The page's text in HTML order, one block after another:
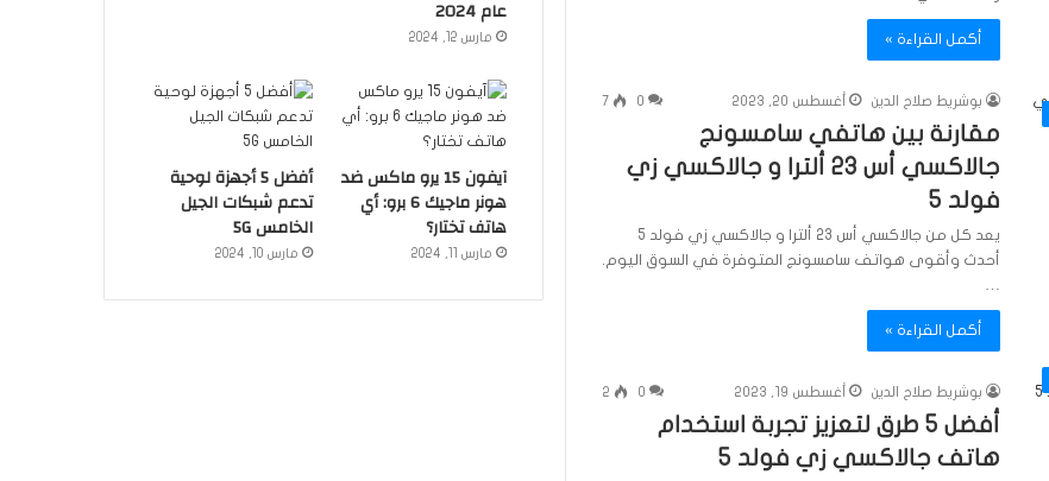
أكمل القراءة »
بوشريط صلاح الدين أغسطس 20, 2023 0
7
مقارنة بين هاتفي سامسونج
جالاكسي أس 23 ألترا و جالاكسي زي
فولد 5
يعد كل من جالاكسي أس 23 ألترا و جالاكسي زي فولد 5
أحدث وأقوى هواتف سامسونج المتوفرة في السوق اليوم.
أكمل القراءة »
بوشريط صلاح الدين
أغسطس 19, 2023 0
2
أفضل 5 طرق لتعزيز تجربة استخدام
هاتف جالاكسي زي فولد 5
عام 2024
مارس 12, 2024
آيفون 15 يرو ماكس ضد
هونر ماجيك 6 برو: أي
هاتف تختار؟
مارس 11, 2024
أفضل 5 أجهزة لوحية
تدعم شبكات الجيل
الخامس 5G
مارس 10, 2024